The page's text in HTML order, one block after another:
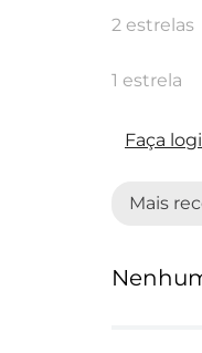
2 estrelas
1 estrela
Faça
Mais